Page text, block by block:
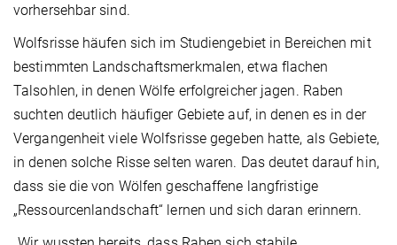
vorhersehbar sind.
Wolfsrisse häufen sich im Studiengebiet in Bereichen mit
bestimmten Landschaftsmerkmalen, etwa flachen
Talsohlen, in denen Wölfe erfolgreicher jagen. Raben
suchten deutlich häufiger Gebiete auf, in denen es in der
Vergangenheit viele Wolfsrisse gegeben hatte, als Gebiete,
in denen solche Risse selten waren. Das deutet darauf hin,
dass sie die von Wölfen geschaffene langfristige
„Ressourcenlandschaft“ lernen und sich daran erinnern.